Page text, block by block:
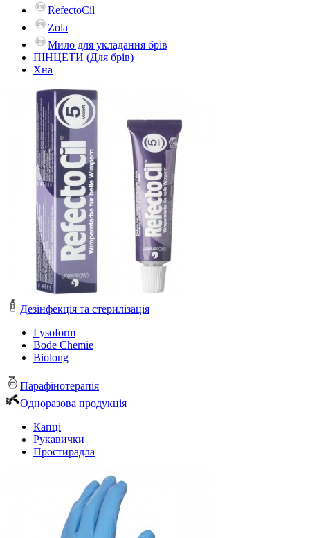
RefectoCil
Zola
Мило для укладання брів
ПІНЦЕТИ (Для брів)
Хна
Дезінфекція та стерилізація
Lysoform
Bode Chemie
Biolong
Парафінотерапія
Одноразова продукція
Капці
Рукавички
Простирадла